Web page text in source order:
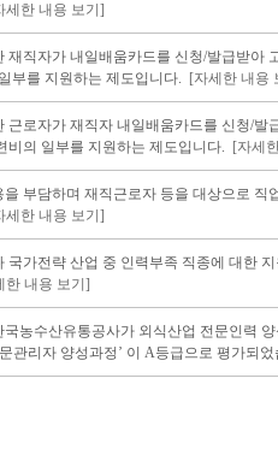
세한 내용 보기]
재직자가 내일배움카드를 신청/발급받아
부를 지원하는 제도입니다.
[자세한 내용
근로자가 재직자 내일배움카드를 신청/
비의 일부를 지원하는 제도입니다.
[자세
부담하며 재직근로자 등을 대상으로 직
세한 내용 보기]
국가전략 산업 중 인력부족 직종에 대한
한 내용 보기]
농수산유통공사가 외식산업 전문인력
관리자 양성과정’ 이 A등급으로 평가되었